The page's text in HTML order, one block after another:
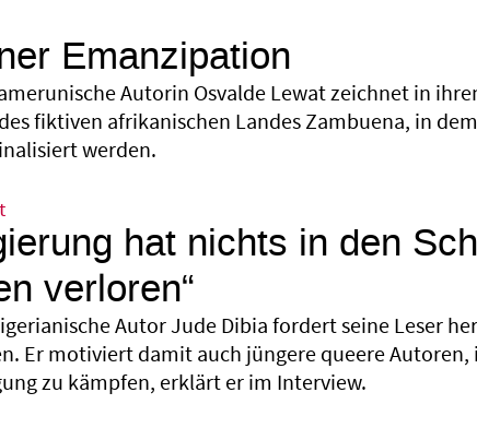
Emanzipation
Autorin Osvalde Lewat zeichnet in
fiktiven afrikanischen Landes Zambuena, in
werden.
hat nichts in den
verloren“
Autor Jude Dibia fordert seine Leser
Er motiviert damit auch jüngere queere
zu kämpfen, erklärt er im Interview.